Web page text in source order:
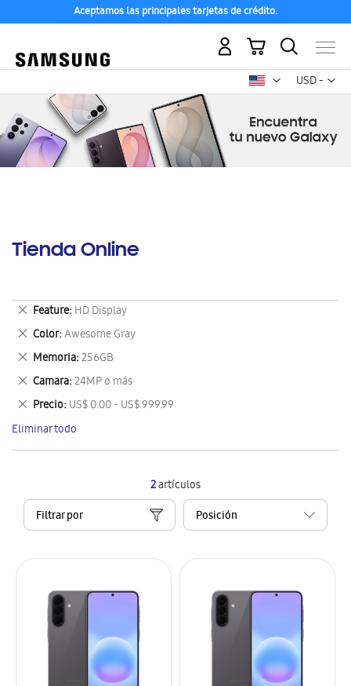
Aceptamos las principales tarjetas de crédito.
USD -
dólar
Mi carrito
Tienda Online
2artículos
Filtrar por
Feature HD Display
Eliminar
este
artículo
Color Awesome Gray
Eliminar
este
artículo
Memoria 256GB
Eliminar
este
artículo
Camara 24MP o más
Eliminar
este
artículo
Precio US$ 0.00 - US$ 999.99
Eliminar
este
artículo
Eliminar todo